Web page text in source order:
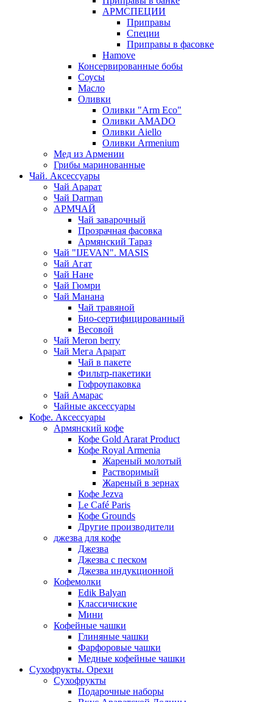
АРМСПЕЦИИ
Приправы
Специи
Приправы в фасовке
Hamove
Консервированные бобы
Соусы
Масло
Оливки
Оливки "Arm Eco"
Оливки AMADO
Оливки Aiello
Оливки Armenium
Мед из Армении
Грибы маринованные
Чай. Аксессуары
Чай Арарат
Чай Darman
АРМЧАЙ
Чай заварочный
Прозрачная фасовка
Армянский Тараз
Чай "IJEVAN". MASIS
Чай Агат
Чай Нане
Чай Гюмри
Чай Манана
Чай травяной
Био-сертифицированный
Весовой
Чай Meron berry
Чай Мега Арарат
Чай в пакете
Фильтр-пакетики
Гофроупаковка
Чай Амарас
Чайные аксессуары
Кофе. Аксессуары
Армянский кофе
Кофе Gold Ararat Product
Кофе Royal Armenia
Жареный молотый
Растворимый
Жареный в зернах
Кофе Jezva
Le Café Paris
Кофе Grounds
Другие производители
джезва для кофе
Джезва
Джезва с песком
Джезва индукционной
Кофемолки
Edik Balyan
Классичиские
Мини
Кофейные чашки
Глиняные чашки
Фарфоровые чашки
Медные кофейные чашки
Сухофрукты. Орехи
Сухофрукты
Подарочные наборы